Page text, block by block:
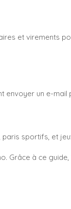
et virements
envoyer un e-
sportifs, et
Grâce à ce